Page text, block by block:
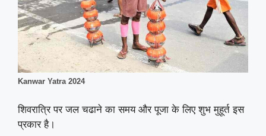
Kanwar Yatra 2024
शिवरात्रि पर जल चढाने का समय और पूजा के लिए शुभ मुहूर्त इस
प्रकार है।